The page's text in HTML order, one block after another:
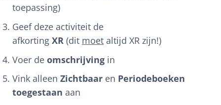
toepassing)
Geef deze activiteit de
afkorting XR (dit moet altijd XR zijn!)
Voer de omschrijving in
Vink alleen Zichtbaar en Periodeboeken
toegestaan aan